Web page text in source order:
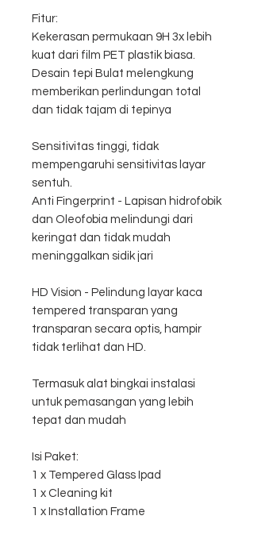
Fitur:
Kekerasan permukaan 9H 3x lebih
kuat dari film PET plastik biasa.
Desain tepi Bulat melengkung
memberikan perlindungan total
dan tidak tajam di tepinya
Sensitivitas tinggi, tidak
mempengaruhi sensitivitas layar
sentuh.
Anti Fingerprint - Lapisan hidrofobik
dan Oleofobia melindungi dari
keringat dan tidak mudah
meninggalkan sidik jari
HD Vision - Pelindung layar kaca
tempered transparan yang
transparan secara optis, hampir
tidak terlihat dan HD.
Termasuk alat bingkai instalasi
untuk pemasangan yang lebih
tepat dan mudah
Isi Paket:
1 x Tempered Glass Ipad
1 x Cleaning kit
1 x Installation Frame